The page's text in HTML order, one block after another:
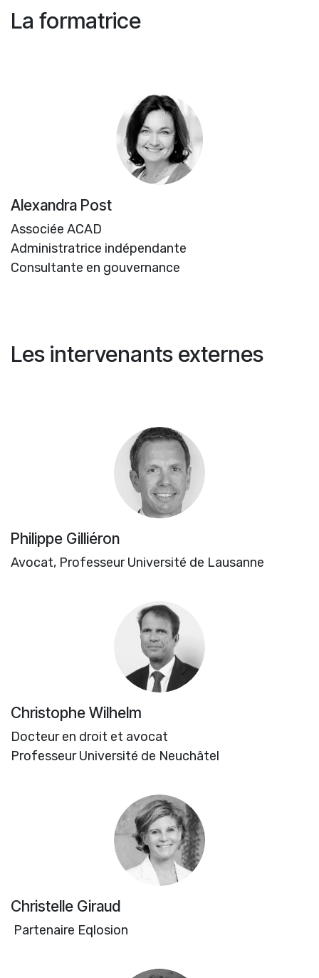
La formatrice
Alexandra Post
Associée ACAD
Administratrice indépendante
Consultante en gouvernance
Les intervenants externes
Philippe Gilliéron
Avocat, Professeur Université de Lausanne
Christophe Wilhelm
Docteur en droit et avocat
Professeur Université de Neuchâtel
Christelle Giraud
Partenaire Eqlosion